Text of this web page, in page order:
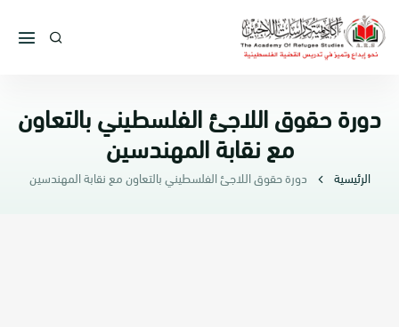
دورة حقوق اللاجئ الفلسطيني بالتعاون
مع نقابة المهندسين
الرئيسية دورة حقوق اللاجئ الفلسطيني بالتعاون مع نقابة المهندسين